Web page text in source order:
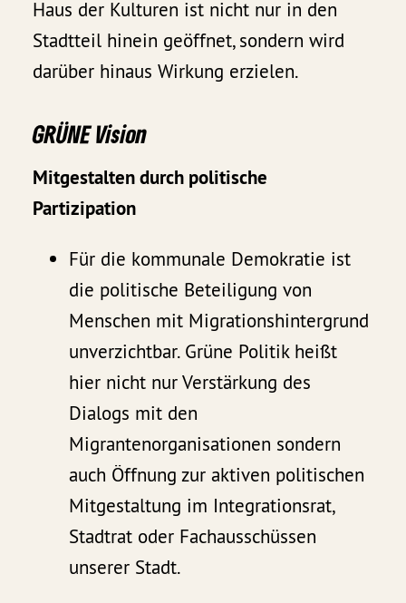
Haus der Kulturen ist nicht nur in den
Stadtteil hinein geöffnet, sondern wird
darüber hinaus Wirkung erzielen.
GRÜNE Vision
Mitgestalten durch politische
Partizipation
Für die kommunale Demokratie ist
die politische Beteiligung von
Menschen mit Migrationshintergrund
unverzichtbar. Grüne Politik heißt
hier nicht nur Verstärkung des
Dialogs mit den
Migrantenorganisationen sondern
auch Öffnung zur aktiven politischen
Mitgestaltung im Integrationsrat,
Stadtrat oder Fachausschüssen
unserer Stadt.